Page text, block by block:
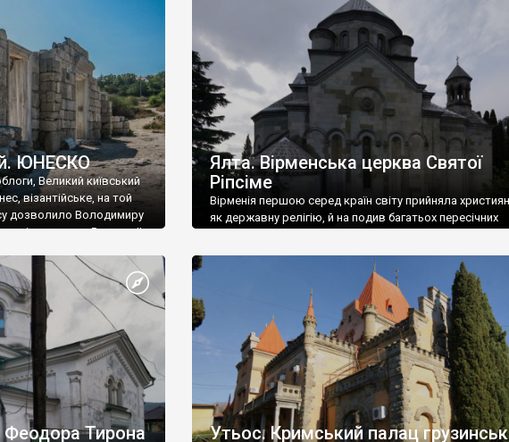
з фондів об’єкту
Таврійського».
але експерти та
[…]
називаються «повстяками» (postaki)…” “Вино. Крим
виробляє відмінне вино і його вдосталь: воно все
легке біле і дуже […]
ЮНЕСКО
Великий київський
візантійське, на той
дозволило Володимиру
імператору Василю ІІ,
Василем-
Русі. На честь
[…]
Ялта. Вірменська церква Святої
Ріпсіме
Вірменія першою серед країн світу прийняла
як державну релігію, й на подив багатьох пересічних
Феодора Тирона
Утьос. Кримський палац